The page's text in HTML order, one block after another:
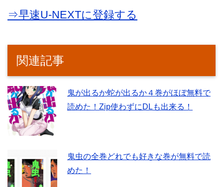
⇒早速U-NEXTに登録する
関連記事
鬼が出るか蛇が出るか４巻がほぼ無料で
読めた！Zip使わずにDLも出来る！
鬼虫の全巻どれでも好きな巻が無料で読
めた！